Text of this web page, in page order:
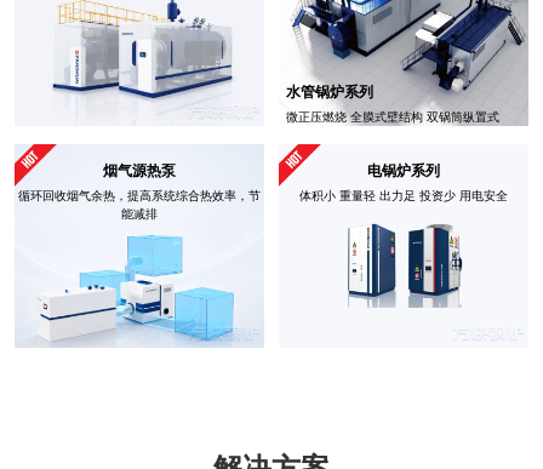
水管锅炉系列
微正压燃烧 全膜式壁结构 双锅筒纵置式
烟气源热泵
循环回收烟气余热，提高系统综合热效率，节
能减排
电锅炉系列
体积小 重量轻 出力足 投资少 用电安全